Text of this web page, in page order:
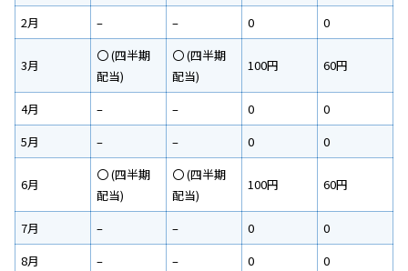
2月
– – 0 0
3月
〇 (四半期
配当)
〇 (四半期
配当)
100円 60円
4月 – – 0
0
5月
– – 0 0
6月
〇 (四半期
配当)
〇 (四半期
配当)
100円 60円
7月 – – 0
0
8月
– – 0 0